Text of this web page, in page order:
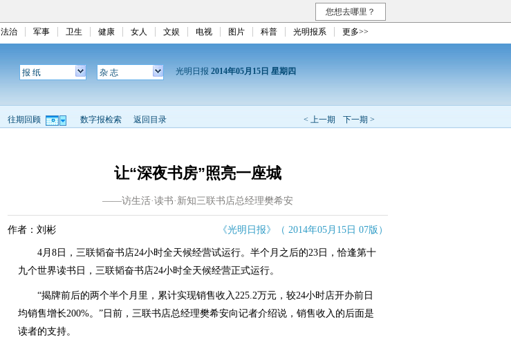
您想去哪里？
法治 军事 卫生 健康 女人 文娱 电视 图片 科普 光明报系 更多>>
报 纸 杂 志 光明日报 2014年05月15日 星期四
< 上一期 下一期 >
往期回顾 数字报检索 返回目录
让“深夜书房”照亮一座城
——访生活·读书·新知三联书店总经理樊希安
作者：刘彬 《光明日报》（ 2014年05月15日 07版）
4月8日，三联韬奋书店24小时全天候经营试运行。半个月之后的23日，恰逢第十
九个世界读书日，三联韬奋书店24小时全天候经营正式运行。
“揭牌前后的两个半个月里，累计实现销售收入225.2万元，较24小时店开办前日
均销售增长200%。”日前，三联书店总经理樊希安向记者介绍说，销售收入的后面是
读者的支持。